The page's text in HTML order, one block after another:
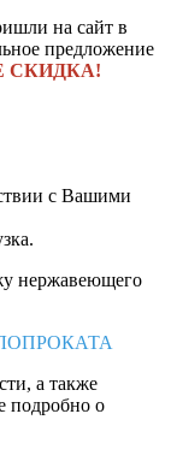
на сайт в
предложение
СКИДКА!
с Вашими
нержавеющего
а также
подробно о